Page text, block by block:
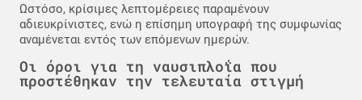
Ωστόσο, κρίσιμες λεπτομέρειες παραμένουν
αδιευκρίνιστες, ενώ η επίσημη υπογραφή της συμφωνίας
αναμένεται εντός των επόμενων ημερών.
Οι όροι για τη ναυσιπλοΐα που
προστέθηκαν την τελευταία στιγμή